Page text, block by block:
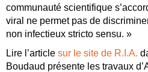
communauté scientifique
viral ne permet pas de
non infectieux stricto sensu. »
Lire l’article sur le site de R.I.A.
Boudaud présente les travaux